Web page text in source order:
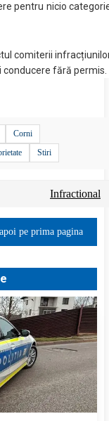
pentru nicio
comiterii
conducere fără permis.
Corni
Stiri
Infractional
pe prima pagina